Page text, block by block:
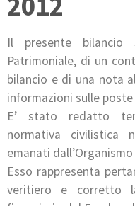
Il presente
Patrimoniale, di un
bilancio e di una nota
informazioni sulle
E’ stato redatto
normativa civilistica
emanati
Esso rappresenta
veritiero e corretto